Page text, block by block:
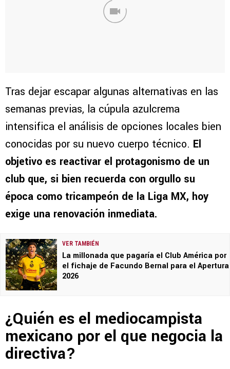
Tras dejar escapar algunas alternativas en las
semanas previas, la cúpula azulcrema
intensifica el análisis de opciones locales bien
conocidas por su nuevo cuerpo técnico. El
objetivo es reactivar el protagonismo de un
club que, si bien recuerda con orgullo su
época como tricampeón de la Liga MX, hoy
exige una renovación inmediata.
VER TAMBIÉN
La millonada que pagaría el Club América por
el fichaje de Facundo Bernal para el Apertura
2026
¿Quién es el mediocampista
mexicano por el que negocia la
directiva?